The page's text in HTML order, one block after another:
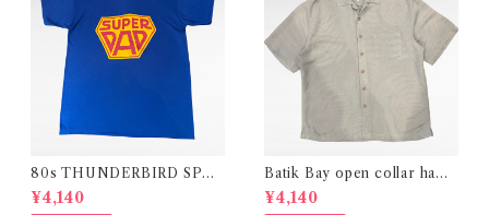
80s THUNDERBIRD SPOR
TSWEAR " SUPER DAD "c
ollege print t-shirt
¥4,140
Batik Bay open collar hawa
iian design rayon polyester
shirt
¥4,140